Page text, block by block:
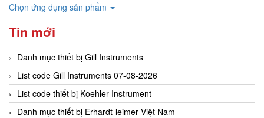
Chọn ứng dụng sản phẩm
Tin mới
Danh mục thiết bị Gill Instruments
List code Gill Instruments 07-08-2026
List code thiết bị Koehler Instrument
Danh mục thiết bị Erhardt-leimer Việt Nam